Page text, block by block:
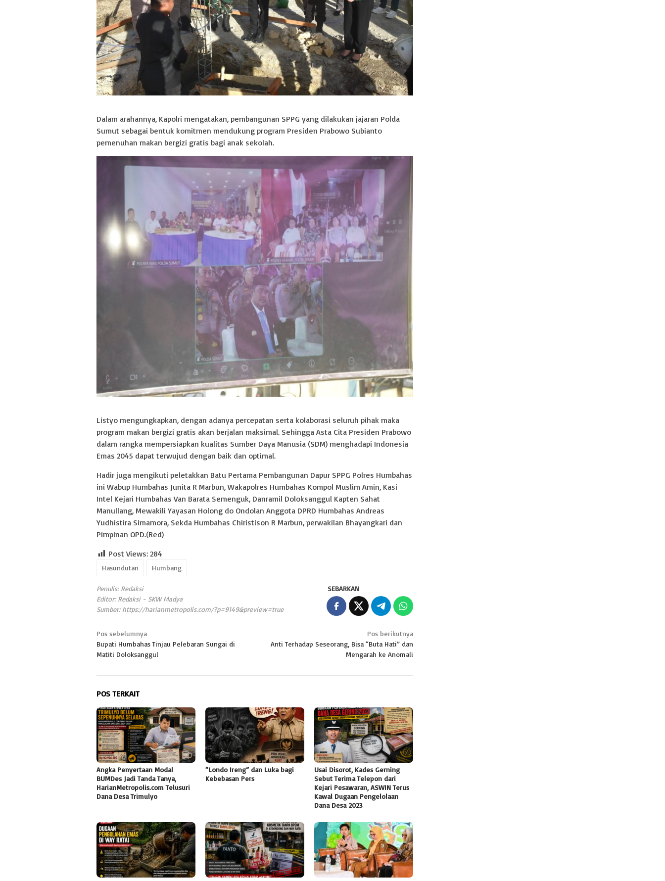
Dalam arahannya, Kapolri mengatakan, pembangunan SPPG yang dilakukan jajaran Polda
Sumut sebagai bentuk komitmen mendukung program Presiden Prabowo Subianto
pemenuhan makan bergizi gratis bagi anak sekolah.
Listyo mengungkapkan, dengan adanya percepatan serta kolaborasi seluruh pihak maka
program makan bergizi gratis akan berjalan maksimal. Sehingga Asta Cita Presiden Prabowo
dalam rangka mempersiapkan kualitas Sumber Daya Manusia (SDM) menghadapi Indonesia
Emas 2045 dapat terwujud dengan baik dan optimal.
Hadir juga mengikuti peletakkan Batu Pertama Pembangunan Dapur SPPG Polres Humbahas
ini Wabup Humbahas Junita R Marbun, Wakapolres Humbahas Kompol Muslim Amin, Kasi
Intel Kejari Humbahas Van Barata Semenguk, Danramil Doloksanggul Kapten Sahat
Manullang, Mewakili Yayasan Holong do Ondolan Anggota DPRD Humbahas Andreas
Yudhistira Simamora, Sekda Humbahas Chiristison R Marbun, perwakilan Bhayangkari dan
Pimpinan OPD.(Red)
Post Views: 284
Hasundutan Humbang
Penulis: Redaksi
Editor: Redaksi - SKW Madya
Sumber: https://harianmetropolis.com/?p=9149&preview=true
SEBARKAN
Navigasi
pos
Pos sebelumnya
Bupati Humbahas Tinjau Pelebaran Sungai di
Matiti Doloksanggul
Pos berikutnya
Anti Terhadap Seseorang, Bisa “Buta Hati” dan
Mengarah ke Anomali
POS TERKAIT
Angka Penyertaan Modal
BUMDes Jadi Tanda Tanya,
HarianMetropolis.com Telusuri
Dana Desa Trimulyo
“Londo Ireng” dan Luka bagi
Kebebasan Pers
Usai Disorot, Kades Gerning
Sebut Terima Telepon dari
Kejari Pesawaran, ASWIN Terus
Kawal Dugaan Pengelolaan
Dana Desa 2023